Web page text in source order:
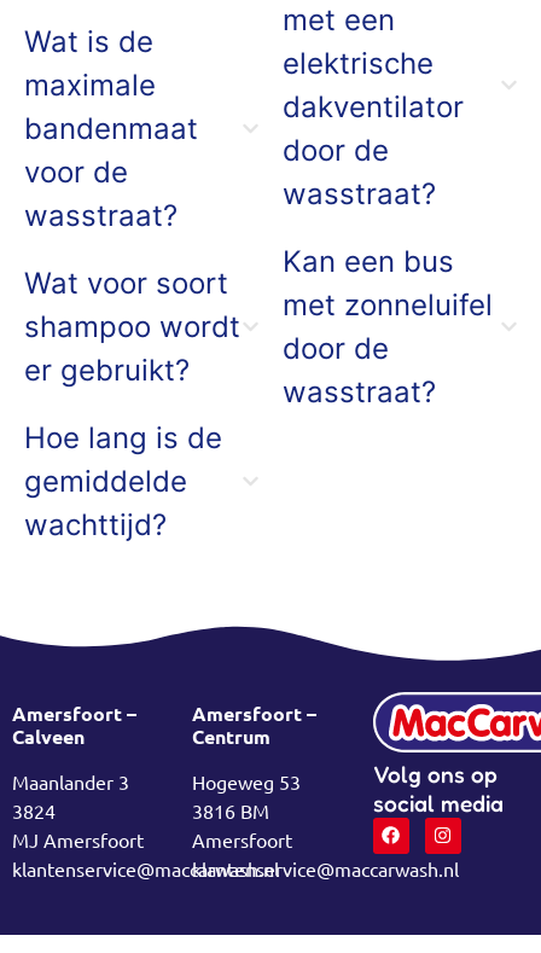
Wat is de
maximale
bandenmaat
voor de
wasstraat?
Wat voor soort
shampoo wordt
er gebruikt?
Hoe lang is de
gemiddelde
wachttijd?
met een
elektrische
dakventilator
door de
wasstraat?
Kan een bus
met zonneluifel
door de
wasstraat?
Amersfoort –
Calveen
Maanlander 3
3824
MJ Amersfoort
klantenservice@maccarwash.nl
Amersfoort –
Centrum
Hogeweg 53
3816 BM
Amersfoort
klantenservice@maccarwash.nl
Volg ons op
social media